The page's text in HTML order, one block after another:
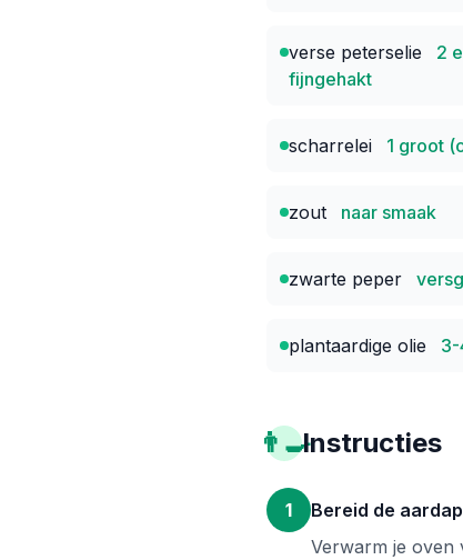
verse peterselie
2
fijngehakt
scharrelei 1 groot
zout naar smaak
zwarte peper
plantaardige olie 3-
👨‍🍳Instructies
1
Bereid de
Verwarm je oven